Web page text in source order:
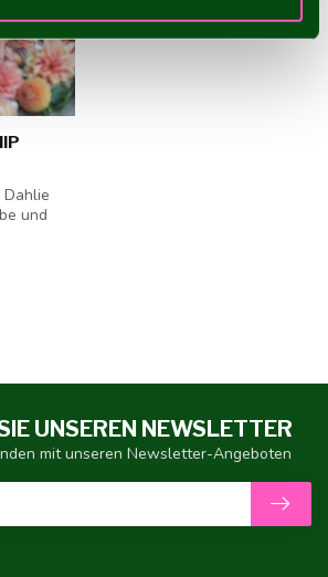
und
UNSEREN NEWSLETTER
mit unseren Newsletter-Angeboten